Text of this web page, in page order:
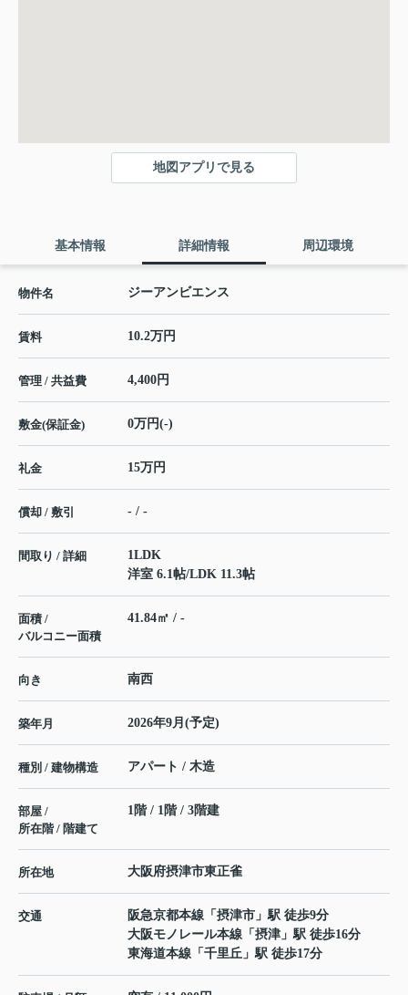
地図アプリで見る
基本情報 詳細情報 周辺環境
物件名 ジーアンビエンス
賃料 10.2万円
管理 / 共益費 4,400円
敷金(保証金) 0万円(-)
礼金 15万円
償却 / 敷引 - / -
間取り / 詳細
1LDK
洋室 6.1帖/LDK 11.3帖
面積 /
バルコニー面積
41.84㎡ / -
向き 南西
築年月 2026年9月(予定)
種別 / 建物構造 アパート / 木造
部屋 /
所在階 / 階建て
1階 / 1階 / 3階建
所在地 大阪府摂津市東正雀
交通 阪急京都本線 「 摂津市 」駅 徒歩9分
大阪モノレール本線 「 摂津 」駅 徒歩16分
東海道本線 「 千里丘 」駅 徒歩17分